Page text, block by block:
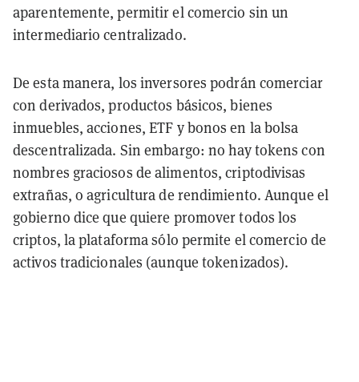
aparentemente, permitir el comercio sin un
intermediario centralizado.
De esta manera, los inversores podrán comerciar
con derivados, productos básicos, bienes
inmuebles, acciones, ETF y bonos en la bolsa
descentralizada. Sin embargo: no hay tokens con
nombres graciosos de alimentos, criptodivisas
extrañas, o agricultura de rendimiento. Aunque el
gobierno dice que quiere promover todos los
criptos, la plataforma sólo permite el comercio de
activos tradicionales (aunque tokenizados).